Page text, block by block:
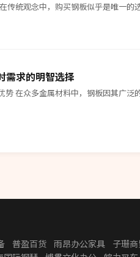
传统观念中，购买钢板似乎是唯一
需求的明智选择
势 在众多金属材料中，钢板因其广
普盈百货 雨昂办公家具 子珊商